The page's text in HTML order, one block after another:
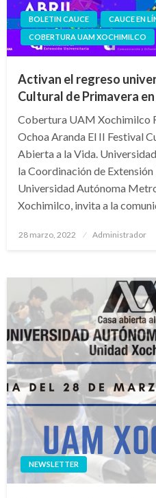
BOLETIN CAUCE
CAUCE EN
COBERTURA UAM XOCHIMILCO
Activan el regreso
Cultural de Primavera
Cobertura UAM Xochimilco
Ochoa Aranda El II Festival
Abierta a la Vida.
la Coordinación de
Universidad Autónoma
Xochimilco, invita a la
Publicado
28 marzo, 2022 Administrador
NEWSLETTER